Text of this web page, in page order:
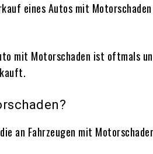
eines Autos mit
mit Motorschaden ist oftmals
an Fahrzeugen mit